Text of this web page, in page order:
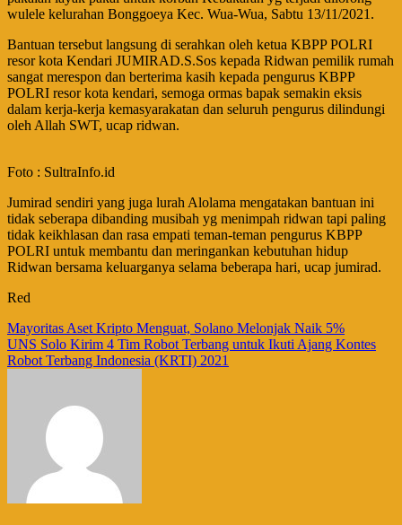
wulele kelurahan Bonggoeya Kec. Wua-Wua, Sabtu 13/11/2021.
Bantuan tersebut langsung di serahkan oleh ketua KBPP POLRI
resor kota Kendari JUMIRAD.S.Sos kepada Ridwan pemilik rumah
sangat merespon dan berterima kasih kepada pengurus KBPP
POLRI resor kota kendari, semoga ormas bapak semakin eksis
dalam kerja-kerja kemasyarakatan dan seluruh pengurus dilindungi
oleh Allah SWT, ucap ridwan.
Foto : SultraInfo.id
Jumirad sendiri yang juga lurah Alolama mengatakan bantuan ini
tidak seberapa dibanding musibah yg menimpah ridwan tapi paling
tidak keikhlasan dan rasa empati teman-teman pengurus KBPP
POLRI untuk membantu dan meringankan kebutuhan hidup
Ridwan bersama keluarganya selama beberapa hari, ucap jumirad.
Red
Navigasi
pos
Mayoritas Aset Kripto Menguat, Solano Melonjak Naik 5%
UNS Solo Kirim 4 Tim Robot Terbang untuk Ikuti Ajang Kontes
Robot Terbang Indonesia (KRTI) 2021